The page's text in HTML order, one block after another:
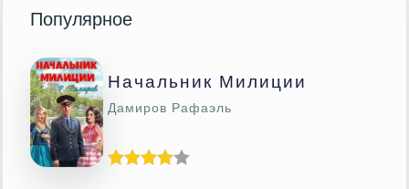
Популярное
Начальник Милиции
Дамиров Рафаэль